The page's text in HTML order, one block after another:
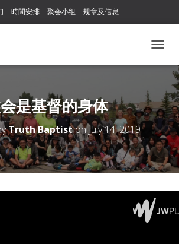
時間安排 聚会小组 规章及信息
O
E
N
A
V
I
G
T
O
是基督的身体
Truth BaptistonJuly 14, 2019